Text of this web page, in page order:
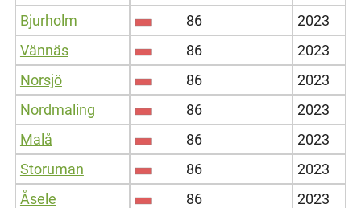
Bjurholm
86
2023
Vännäs
86
2023
Norsjö
86
2023
Nordmaling
86
2023
Malå
86
2023
Storuman
86
2023
Åsele
86
2023